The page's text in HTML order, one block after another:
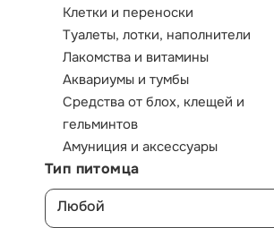
Клетки и переноски
Туалеты, лотки, наполнители
Лакомства и витамины
Аквариумы и тумбы
Средства от блох, клещей и
гельминтов
Амуниция и аксессуары
Тип питомца
Любой